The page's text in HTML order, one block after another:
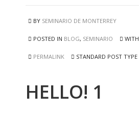
BY SEMINARIO DE MONTERREY
POSTED IN BLOG, SEMINARIO WITH
PERMALINK STANDARD POST TYPE
HELLO! 1